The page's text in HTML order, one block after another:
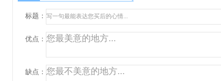
标题：
优点：
缺点：